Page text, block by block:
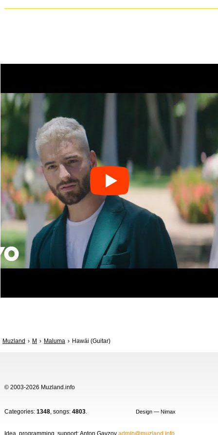
Muzland M Maluma Hawái (Guitar)
© 2003-2026 Muzland.info
Categories: 1348, songs: 4803. Design — Nimax
Idea, programming, support: Anton Gavzov admin@muzland.info